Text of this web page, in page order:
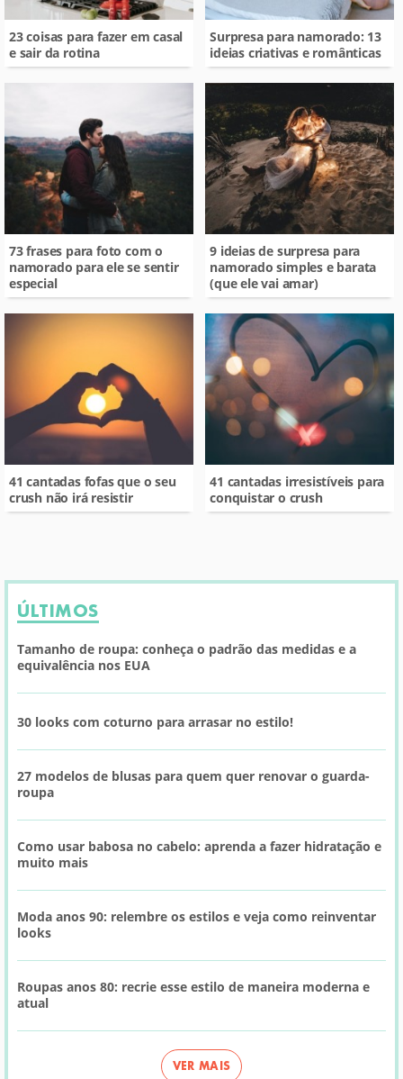
23 coisas para fazer em casal
e sair da rotina
Surpresa para namorado: 13
ideias criativas e românticas
73 frases para foto com o
namorado para ele se sentir
especial
9 ideias de surpresa para
namorado simples e barata
(que ele vai amar)
41 cantadas fofas que o seu
crush não irá resistir
41 cantadas irresistíveis para
conquistar o crush
ÚLTIMOS
Tamanho de roupa: conheça o padrão das medidas e a
equivalência nos EUA
30 looks com coturno para arrasar no estilo!
27 modelos de blusas para quem quer renovar o guarda-
roupa
Como usar babosa no cabelo: aprenda a fazer hidratação e
muito mais
Moda anos 90: relembre os estilos e veja como reinventar
looks
Roupas anos 80: recrie esse estilo de maneira moderna e
atual
VER MAIS